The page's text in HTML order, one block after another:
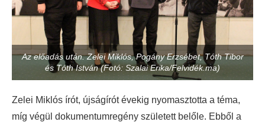
Az előadás után. Zelei Miklós, Pogány Erzsébet, Tóth Tibor
és Tóth István (Fotó: Szalai Erika/Felvidék.ma)
Zelei Miklós írót, újságírót évekig nyomasztotta a téma,
míg végül dokumentumregény született belőle. Ebből a